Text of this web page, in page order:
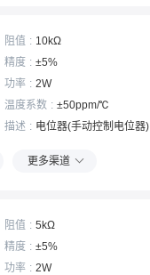
阻值
10kΩ
精度
±5%
功率
2W
温度系数
±50ppm/℃
描述
电位器(手动控制电位器)
更多渠道
阻值
5kΩ
精度
±5%
功率
2W